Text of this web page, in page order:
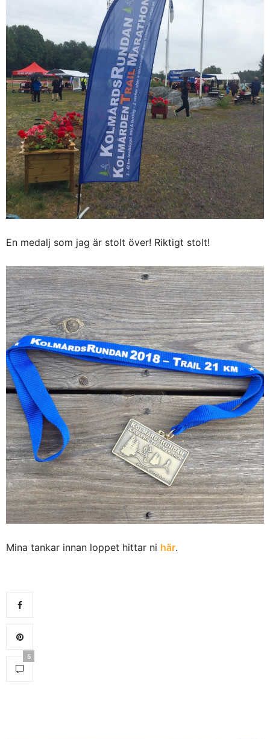
En medalj som jag är stolt över! Riktigt stolt!
Mina tankar innan loppet hittar ni här.
5